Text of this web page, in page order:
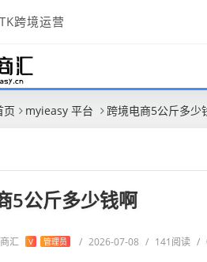
跨境运营
页 myieasy 平台 跨境电商5公斤多少
5公斤多少钱啊
汇 V 管理员 / 2026-07-08 / 141阅读 /